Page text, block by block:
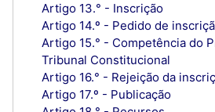
Artigo 13.° - Inscrição
Artigo 14.º - Pedido de
Artigo 15.° - Competência do
Tribunal Constitucional
Artigo 16.° - Rejeição da
Artigo 17.º - Publicação